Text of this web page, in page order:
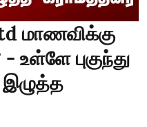
மாணவிக்கு
புகுந்து
இழுத்த